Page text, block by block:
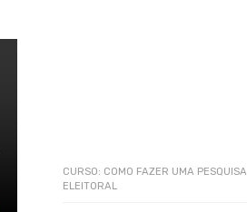
CURSO: COMO FAZER UMA PESQUISA
ELEITORAL